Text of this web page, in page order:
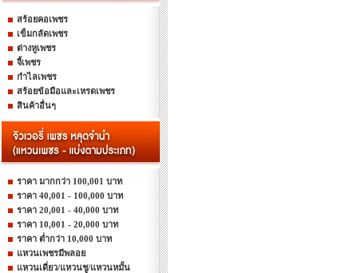
สร้อยคอเพชร
เข็มกลัดเพชร
ต่างหูเพชร
จี้เพชร
กำไลเพชร
สร้อยข้อมือและเหรดเพชร
สินค้าอื่นๆ
ราคา มากกว่า 100,001 บาท
ราคา 40,001 - 100,000 บาท
ราคา 20,001 - 40,000 บาท
ราคา 10,001 - 20,000 บาท
ราคา ต่ำกว่า 10,000 บาท
แหวนเพชรมีพลอย
แหวนเดี่ยว/แหวนชู/แหวนหมั้น